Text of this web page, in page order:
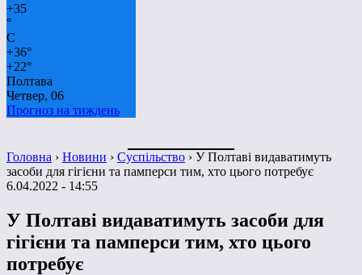
+35
°
C
+36°
+22°
Полтава
Четвер, 06
Прогноз на тиждень
Головна › Новини › Суспільство › У Полтаві видаватимуть
засоби для гігієни та памперси тим, хто цього потребує
6.04.2022 - 14:55
У Полтаві видаватимуть засоби для
гігієни та памперси тим, хто цього
потребує